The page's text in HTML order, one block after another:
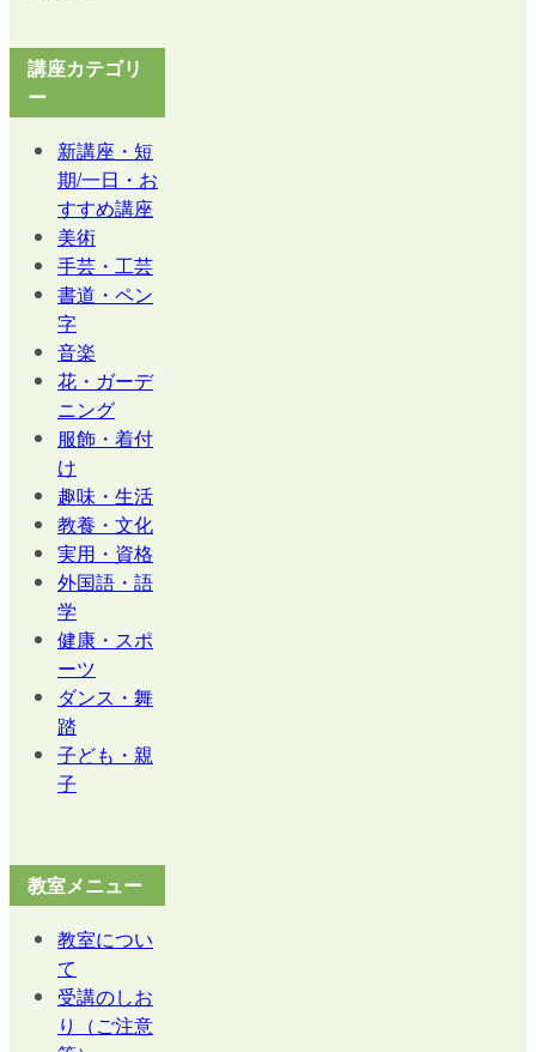
講座カテゴリ
ー
新講座・短
期/一日・お
すすめ講座
美術
手芸・工芸
書道・ペン
字
音楽
花・ガーデ
ニング
服飾・着付
け
趣味・生活
教養・文化
実用・資格
外国語・語
学
健康・スポ
ーツ
ダンス・舞
踏
子ども・親
子
教室メニュー
教室につい
て
受講のしお
り（ご注意